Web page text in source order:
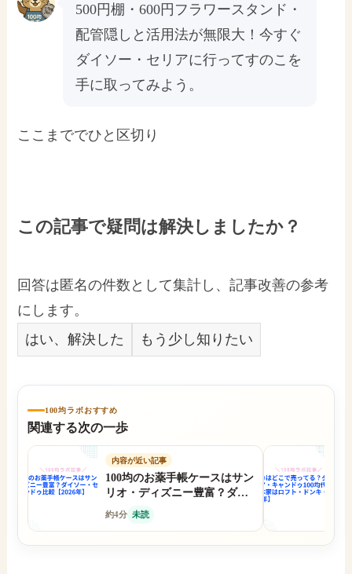
500円棚・600円フラワースタンド・
配管隠しと活用法が無限大！今すぐ
ダイソー・セリアに行ってすのこを
手に取ってみよう。
ここまででひと区切り
この記事で疑問は解決しましたか？
回答は匿名の件数として集計し、記事改善の参考
にします。
はい、解決した
もう少し知りたい
100均ラボおすすめ
関連する次の一歩
内容が近い記事
100均のお薬手帳ケースはサン
リオ・ディズニー豊富？ダイ
ソー・セリア・キャンドゥ比
較【2026年】
約4分 未読